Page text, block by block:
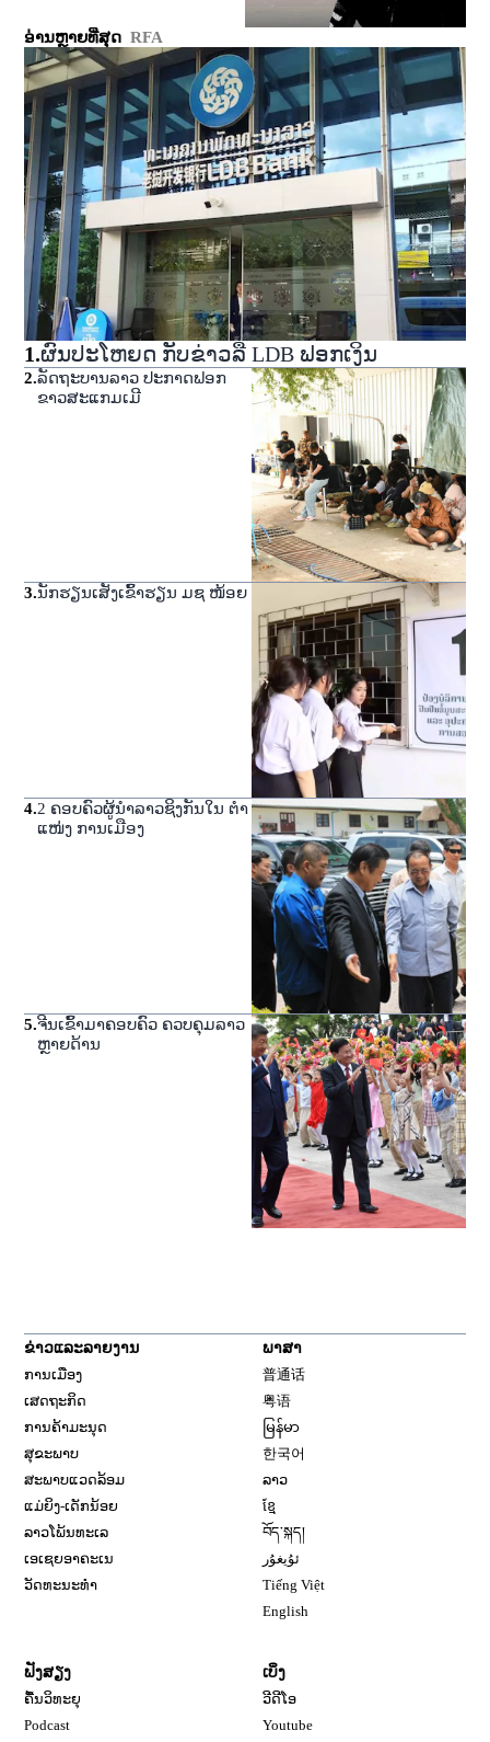
ອ່ານຫຼາຍທີ່ສຸດ RFA
1.ຜົນປະໂຫຍດ ກັບຂ່າວລື LDB ຟອກເງິນ
2.ລັດຖະບານລາວ ປະກາດຟອກ
ຂາວສະແກມເມີ
3.ນັກຮຽນເສັງເຂົ້າຮຽນ ມຊ ໜ້ອຍ
4.2 ຄອບຄົວຜູ້ນໍາລາວຊິງກັນໃນ ຕໍາ
ແໜ່ງ ການເມືອງ
5.ຈີນເຂົ້າມາຄອບຄົວ ຄວບຄຸມລາວ
ຫຼາຍດ້ານ
ຂ່າວແລະລາຍງານ
ການເມືອງ
ເສດຖະກິດ
ການຄ້າມະນຸດ
ສຸຂະພາບ
ສະພາບແວດລ້ອມ
ແມ່ຍິງ-ເດັກນ້ອຍ
ລາວໂພ້ນທະເລ
ເອເຊຍອາຄະເນ
ວັດທະນະທຳ
ພາສາ
普通话
粤语
မြန်မာ
한국어
ລາວ
ខ្មែ
བོད་སྐད།
ئۇيغۇر
Tiếng Việt
English
ຟັງສຽງ
ຄື້ນວິທະຍຸ
Podcast
ເບິ່ງ
ວີດີໂອ
Youtube